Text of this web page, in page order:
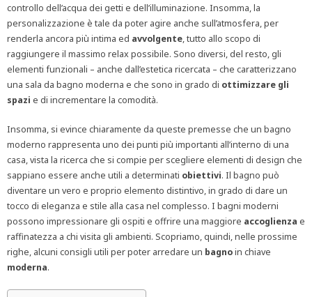
controllo dell’acqua dei getti e dell’illuminazione. Insomma, la
personalizzazione è tale da poter agire anche sull’atmosfera, per
renderla ancora più intima ed avvolgente, tutto allo scopo di
raggiungere il massimo relax possibile. Sono diversi, del resto, gli
elementi funzionali – anche dall’estetica ricercata – che caratterizzano
una sala da bagno moderna e che sono in grado di ottimizzare gli
spazi e di incrementare la comodità.
Insomma, si evince chiaramente da queste premesse che un bagno
moderno rappresenta uno dei punti più importanti all’interno di una
casa, vista la ricerca che si compie per scegliere elementi di design che
sappiano essere anche utili a determinati obiettivi. Il bagno può
diventare un vero e proprio elemento distintivo, in grado di dare un
tocco di eleganza e stile alla casa nel complesso. I bagni moderni
possono impressionare gli ospiti e offrire una maggiore accoglienza e
raffinatezza a chi visita gli ambienti. Scopriamo, quindi, nelle prossime
righe, alcuni consigli utili per poter arredare un bagnoin chiave
moderna.